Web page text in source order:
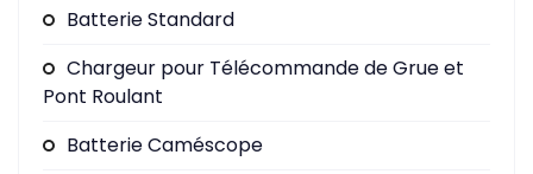
Batterie Standard
Chargeur pour Télécommande de Grue et
Pont Roulant
Batterie Caméscope